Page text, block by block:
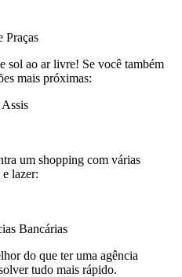
Praças
sol ao ar livre! Se você também
mais próximas:
um shopping com várias
lazer:
Bancárias
do que ter uma agência
tudo mais rápido.